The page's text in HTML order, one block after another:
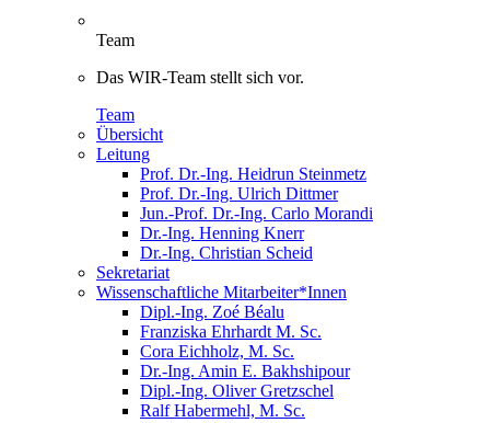
Team
Das WIR-Team stellt sich vor.
Team
Übersicht
Leitung
Prof. Dr.-Ing. Heidrun Steinmetz
Prof. Dr.-Ing. Ulrich Dittmer
Jun.-Prof. Dr.-Ing. Carlo Morandi
Dr.-Ing. Henning Knerr
Dr.-Ing. Christian Scheid
Sekretariat
Wissenschaftliche Mitarbeiter*Innen
Dipl.-Ing. Zoé Béalu
Franziska Ehrhardt M. Sc.
Cora Eichholz, M. Sc.
Dr.-Ing. Amin E. Bakhshipour
Dipl.-Ing. Oliver Gretzschel
Ralf Habermehl, M. Sc.